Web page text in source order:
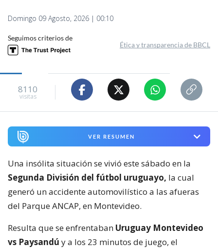
Domingo 09 Agosto, 2026 | 00:10
Seguimos criterios de
Ética y transparencia de BBCL
8110
visitas
VER RESUMEN
Una insólita situación se vivió este sábado en la
Segunda División del fútbol uruguayo, la cual
generó un accidente automovilístico a las afueras
del Parque ANCAP, en Montevideo.
Resulta que se enfrentaban Uruguay Montevideo
vs Paysandú y a los 23 minutos de juego, el